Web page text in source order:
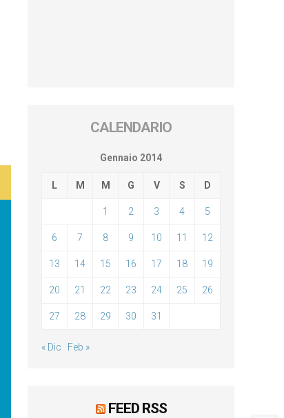
CALENDARIO
Gennaio 2014
L M M G V S D
1 2 3 4 5
6 7 8 9 10 11 12
13 14 15 16 17 18 19
20 21 22 23 24 25 26
27 28 29 30 31
« Dic Feb »
FEED RSS